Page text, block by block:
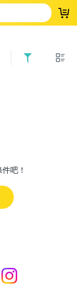
登
吧！